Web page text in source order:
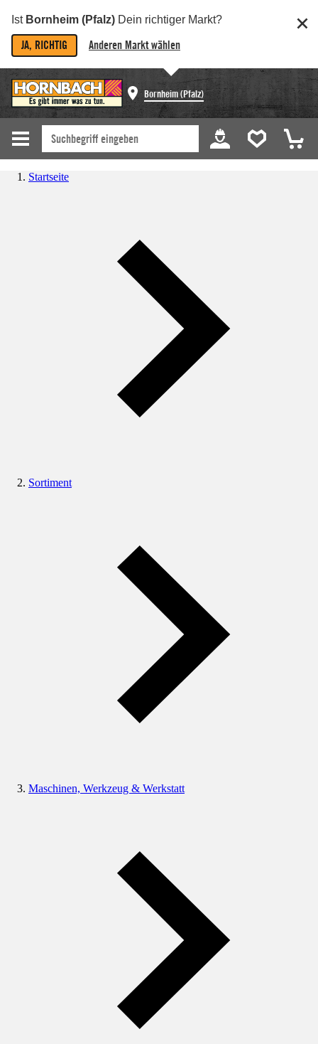
Ist Bornheim (Pfalz) Dein richtiger Markt?
JA, RICHTIG Anderen Markt wählen
Bornheim (Pfalz)
Startseite
Sortiment
Maschinen, Werkzeug & Werkstatt